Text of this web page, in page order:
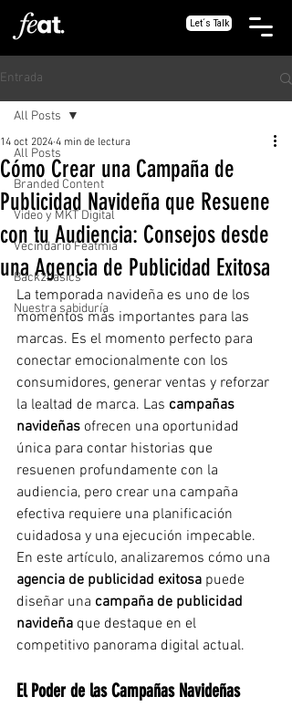
Let´s Talk
Entrada
All Posts
Branded Content
Video y MKT Digital
Vecindario Featmia
Back2basics
Nuestra sabiduría
All Posts
Cómo Crear una Campaña de
Publicidad Navideña que Resuene
con tu Audiencia: Consejos desde
una Agencia de Publicidad Exitosa
14 oct 2024 4 min de lectura
La temporada navideña es uno de los
momentos más importantes para las
marcas. Es el momento perfecto para
conectar emocionalmente con los
consumidores, generar ventas y reforzar
la lealtad de marca. Las campañas
navideñas ofrecen una oportunidad
única para contar historias que
resuenen profundamente con la
audiencia, pero crear una campaña
efectiva requiere una planificación
cuidadosa y una ejecución impecable.
En este artículo, analizaremos cómo una
agencia de publicidad exitosa puede
diseñar una campaña de publicidad
navideña que destaque en el
competitivo panorama digital actual.
El Poder de las Campañas Navideñas